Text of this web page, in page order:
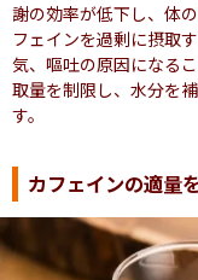
謝の効率が低下し、体
フェインを過剰に摂取
気、嘔吐の原因になる
取量を制限し、水分を
す。
カフェインの適量